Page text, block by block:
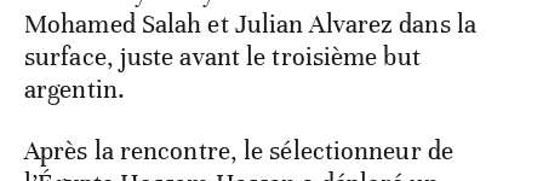
Mohamed Salah et Julian Alvarez dans la
surface, juste avant le troisième but
argentin.
Après la rencontre, le sélectionneur de